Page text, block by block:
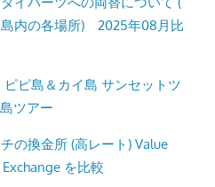
内の各場所) 2025年08月比
ピピ島＆カイ島 サンセットツ
ツアー
の換金所 (高レート) Value
Exchange を比較